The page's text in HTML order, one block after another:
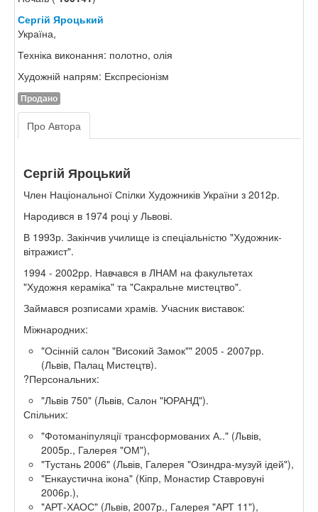
Сергій Яроцький
Україна,
Техніка виконання: полотно, олія
Художній напрям: Експресіонізм
Продано
Про Автора
Сергій Яроцький
Член Національної Спілки Художників України з 2012р.
Народився в 1974 році у Львові.
В 1993р. Закінчив училище із спеціальністю "Художник-
вітражист".
1994 - 2002рр. Навчався в ЛНАМ на факультетах
"Художня кераміка" та "Сакральне мистецтво".
Займався розписами храмів. Учасник виставок:
Міжнародних:
"Осінній салон "Високий Замок"" 2005 - 2007рр.
(Львів, Палац Мистецтв).
?Персональних:
"Львів 750" (Львів, Салон "ЮРАНД").
Спільних:
"Фотоманіпуляції трансформованих А.." (Львів,
2005р., Галерея "ОМ"),
"Тустань 2006" (Львів, Галерея "Озиндра-музуй ідей"),
"Енкаустична ікона" (Кіпр, Монастир Ставровуні
2006р.),
"АРТ-ХАОС" (Львів, 2007р., Галерея "АРТ 11"),